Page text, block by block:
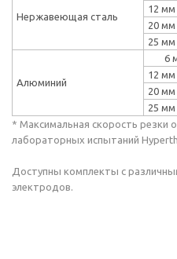
Нержавеющая сталь
12 мм
20 мм
25 мм
Алюминий
6
12 мм
20 мм
25 мм
* Максимальная скорость резки
лабораторных испытаний
Доступны комплекты с
электродов.